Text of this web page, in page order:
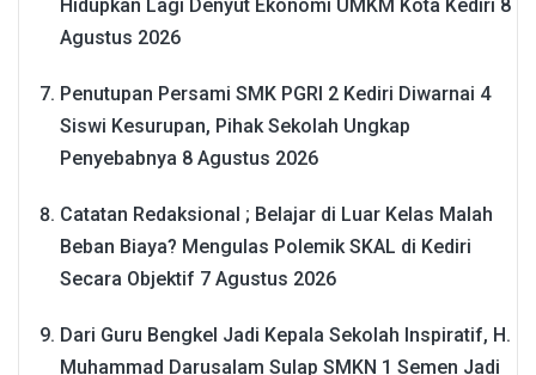
Hidupkan Lagi Denyut Ekonomi UMKM Kota Kediri 8
Agustus 2026
Penutupan Persami SMK PGRI 2 Kediri Diwarnai 4
Siswi Kesurupan, Pihak Sekolah Ungkap
Penyebabnya 8 Agustus 2026
Catatan Redaksional ; Belajar di Luar Kelas Malah
Beban Biaya? Mengulas Polemik SKAL di Kediri
Secara Objektif 7 Agustus 2026
Dari Guru Bengkel Jadi Kepala Sekolah Inspiratif, H.
Muhammad Darusalam Sulap SMKN 1 Semen Jadi